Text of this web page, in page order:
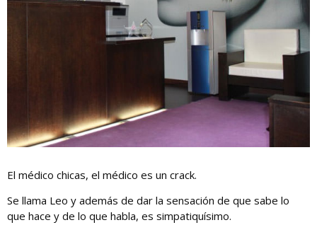
El médico chicas, el médico es un crack.
Se llama Leo y además de dar la sensación de que sabe lo
que hace y de lo que habla, es simpatiquísimo.